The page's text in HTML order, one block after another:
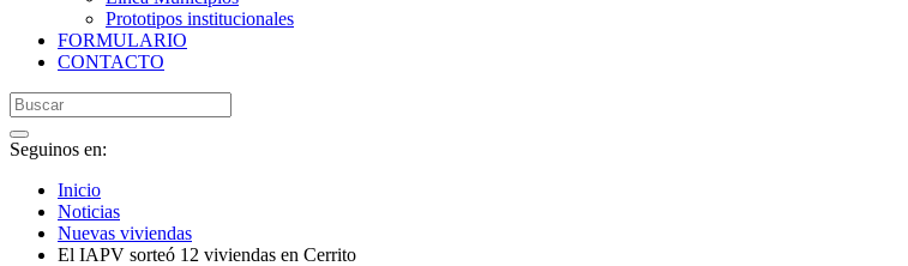
Prototipos institucionales
FORMULARIO
CONTACTO
Seguinos en:
Inicio
Noticias
Nuevas viviendas
El IAPV sorteó 12 viviendas en Cerrito